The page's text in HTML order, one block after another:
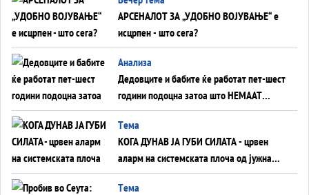
АРСЕНАЛОТ ЗА „УДОБНО ВОЈУВАЊЕ“ е
исцрпен - што сега?
Анализа
Дедовците и бабите ќе работат пет-шест
години подоцна затоа што НЕМААТ
ВНУЦИ ДА ГИ ЗАМЕНАТ
Tема
КОГА ДУНАВ ЈА ГУБИ СИЛАТА - црвен
аларм на системската плоча од јужна
Германија до Црното Море...
Tема